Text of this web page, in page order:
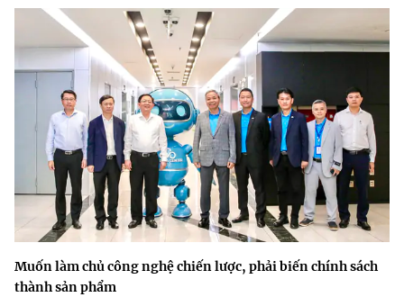
Muốn làm chủ công nghệ chiến lược, phải biến chính sách
thành sản phẩm